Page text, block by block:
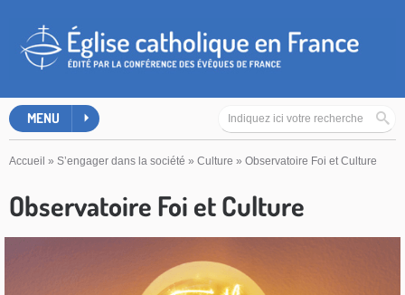
MENU
Accueil » S’engager dans la société » Culture » Observatoire Foi et Culture
Observatoire Foi et Culture